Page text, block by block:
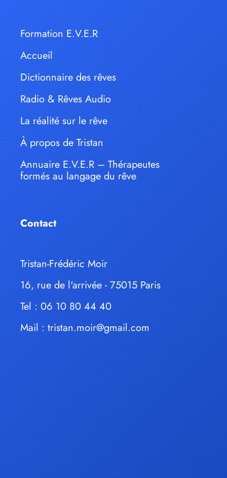
Formation E.V.E.R
Accueil
Dictionnaire des rêves
Radio & Rêves Audio
La réalité sur le rêve
À propos de Tristan
Annuaire E.V.E.R – Thérapeutes
formés au langage du rêve
Contact
Tristan-Frédéric Moir
16, rue de l'arrivée - 75015 Paris
Tel : 06 10 80 44 40
Mail : tristan.moir@gmail.com